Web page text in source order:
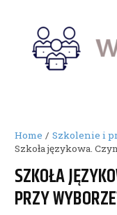
content
Home
Szkolenie i
Szkoła językowa.
SZKOŁA
PRZY